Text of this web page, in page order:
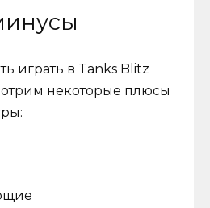
играть в Tanks Blitz
некоторые плюсы